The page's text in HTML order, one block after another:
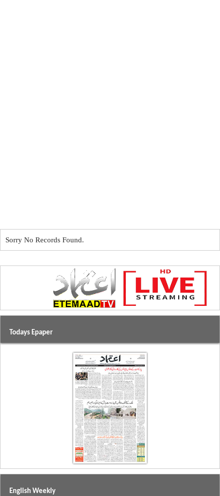
Sorry No Records Found.
Todays Epaper
English Weekly